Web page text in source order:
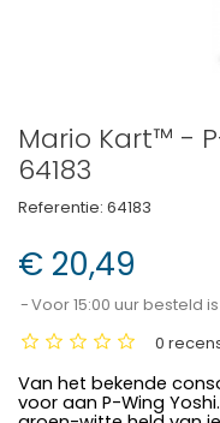
Mario Kart™ -
64183
Referentie: 64183
€ 20,49
Voor 15:00 uur besteld
0
Van het bekende
voor aan P-Wing